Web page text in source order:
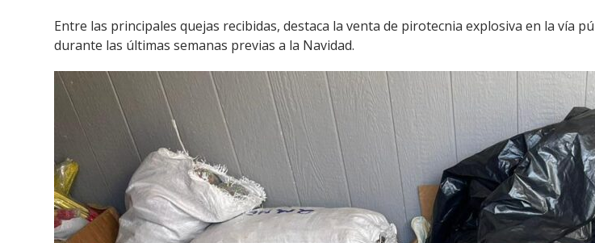
Entre las principales quejas recibidas, destaca la venta de pirotecnia explosiva en la vía
durante las últimas semanas previas a la Navidad.